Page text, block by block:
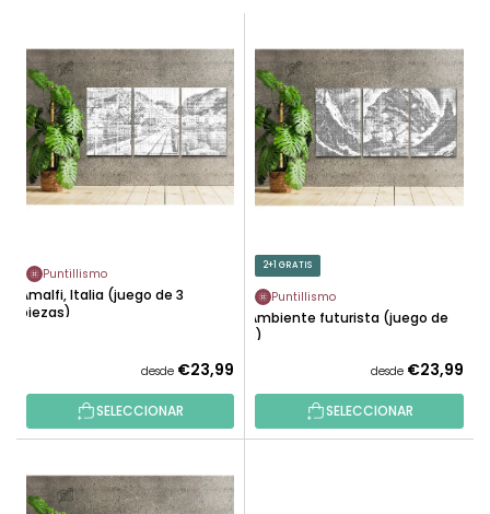
A
R
P
R
O
D
T
O
S
T
A
D
P
O
D
U
O
Puntillismo
Amalfi, Italia (juego de 3
piezas)
desde €23,99
SELECCIONAR
2+1 GRATIS
Puntillismo
Ambiente futurista (juego de
3)
desde €23,99
SELECCIONAR